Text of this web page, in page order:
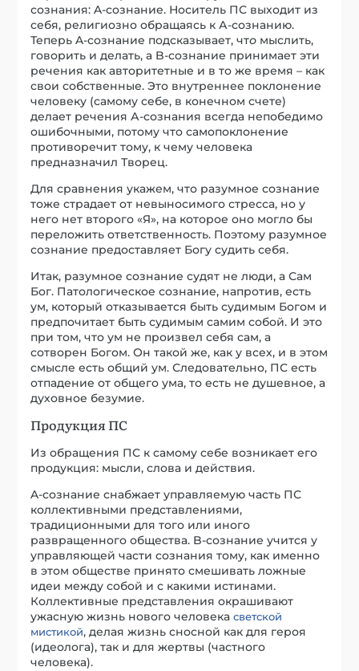
сознания: A-сознание. Носитель ПС выходит из
себя, религиозно обращаясь к А-сознанию.
Теперь A-сознание подсказывает, что мыслить,
говорить и делать, а B-сознание принимает эти
речения как авторитетные и в то же время – как
свои собственные. Это внутреннее поклонение
человеку (самому себе, в конечном счете)
делает речения А-сознания всегда непобедимо
ошибочными, потому что самопоклонение
противоречит тому, к чему человека
предназначил Творец.
Для сравнения укажем, что разумное сознание
тоже страдает от невыносимого стресса, но у
него нет второго «Я», на которое оно могло бы
переложить ответственность. Поэтому разумное
сознание предоставляет Богу судить себя.
Итак, разумное сознание судят не люди, а Сам
Бог. Патологическое сознание, напротив, есть
ум, который отказывается быть судимым Богом и
предпочитает быть судимым самим собой. И это
при том, что ум не произвел себя сам, а
сотворен Богом. Он такой же, как у всех, и в этом
смысле есть общий ум. Следовательно, ПС есть
отпадение от общего ума, то есть не душевное, а
духовное безумие.
Продукция ПС
Из обращения ПС к самому себе возникает его
продукция: мысли, слова и действия.
A-сознание снабжает управляемую часть ПС
коллективными представлениями,
традиционными для того или иного
развращенного общества. B-сознание учится у
управляющей части сознания тому, как именно
в этом обществе принято смешивать ложные
идеи между собой и с какими истинами.
Коллективные представления окрашивают
ужасную жизнь нового человекасветской
мистикой, делая жизнь сносной как для героя
(идеолога), так и для жертвы (частного
человека).